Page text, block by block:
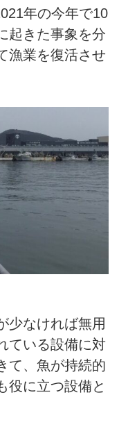
年の今年で10
起きた事象を分
漁業を復活させ
少なければ無用
ている設備に対
て、魚が持続的
役に立つ設備と